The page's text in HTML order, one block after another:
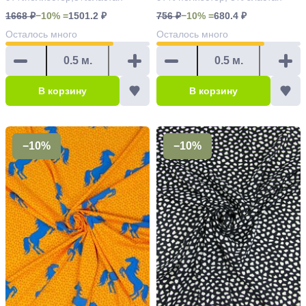
1668 ₽−10% =1501.2 ₽
Осталось много
В корзину
756 ₽−10% =680.4 ₽
Осталось много
В корзину
−10% −10%